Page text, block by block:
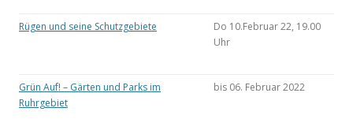
Rügen und seine Schutzgebiete
Do 10.Februar 22, 19.00
Uhr
Grün Auf! – Gärten und Parks im
Ruhrgebiet
bis 06. Februar 2022